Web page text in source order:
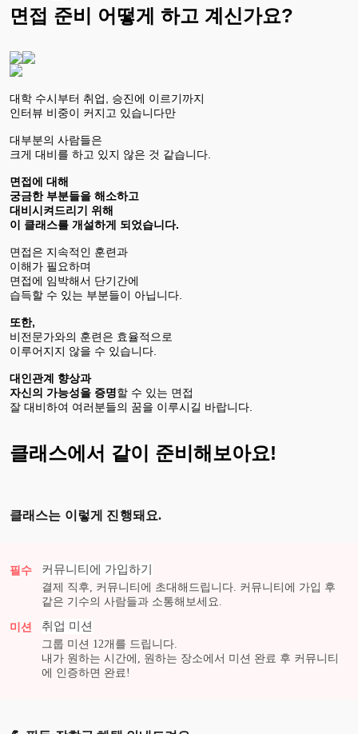
면접 준비 어떻게 하고 계신가요?
대학 수시부터 취업, 승진에 이르기까지
인터뷰 비중이 커지고 있습니다만
대부분의 사람들은
크게 대비를 하고 있지 않은 것 같습니다.
면접에 대해
궁금한 부분들을 해소하고
대비시켜드리기 위해
이 클래스를 개설하게 되었습니다.
면접은 지속적인 훈련과
이해가 필요하며
면접에 임박해서 단기간에
습득할 수 있는 부분들이 아닙니다.
또한,
비전문가와의 훈련은 효율적으로
이루어지지 않을 수 있습니다.
대인관계 향상과
자신의 가능성을 증명할 수 있는 면접
잘 대비하여 여러분들의 꿈을 이루시길 바랍니다.
클래스에서 같이 준비해보아요!
클래스는 이렇게 진행돼요.
필수 커뮤니티에 가입하기
결제 직후, 커뮤니티에 초대해드립니다. 커뮤니티에 가입 후
같은 기수의 사람들과 소통해보세요.
미션 취업 미션
그룹 미션 12개를 드립니다.
내가 원하는 시간에, 원하는 장소에서 미션 완료 후 커뮤니티
에 인증하면 완료!